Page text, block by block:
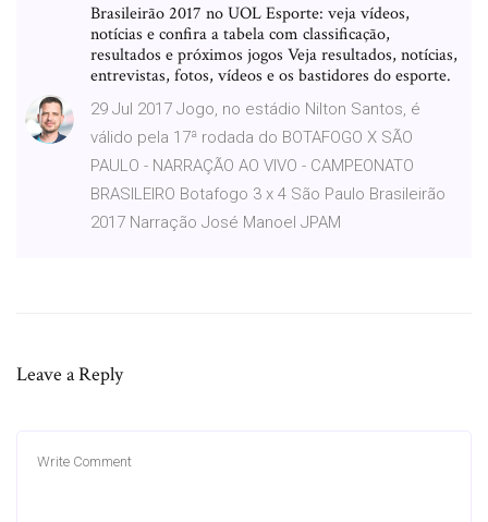
Brasileirão 2017 no UOL Esporte: veja vídeos,
notícias e confira a tabela com classificação,
resultados e próximos jogos Veja resultados, notícias,
entrevistas, fotos, vídeos e os bastidores do esporte.
29 Jul 2017 Jogo, no estádio Nilton Santos, é
válido pela 17ª rodada do BOTAFOGO X SÃO
PAULO - NARRAÇÃO AO VIVO - CAMPEONATO
BRASILEIRO Botafogo 3 x 4 São Paulo Brasileirão
2017 Narração José Manoel JPAM
Leave a Reply